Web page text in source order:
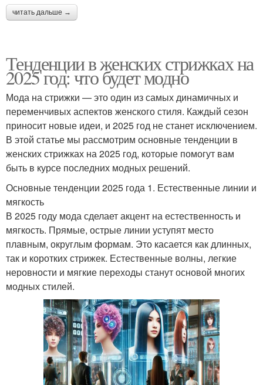
читать дальше →
Тенденции в женских стрижках на
2025 год: что будет модно
Мода на стрижки — это один из самых динамичных и
переменчивых аспектов женского стиля. Каждый сезон
приносит новые идеи, и 2025 год не станет исключением.
В этой статье мы рассмотрим основные тенденции в
женских стрижках на 2025 год, которые помогут вам
быть в курсе последних модных решений.
Основные тенденции 2025 года 1. Естественные линии и
мягкость
В 2025 году мода сделает акцент на естественность и
мягкость. Прямые, острые линии уступят место
плавным, округлым формам. Это касается как длинных,
так и коротких стрижек. Естественные волны, легкие
неровности и мягкие переходы станут основой многих
модных стилей.